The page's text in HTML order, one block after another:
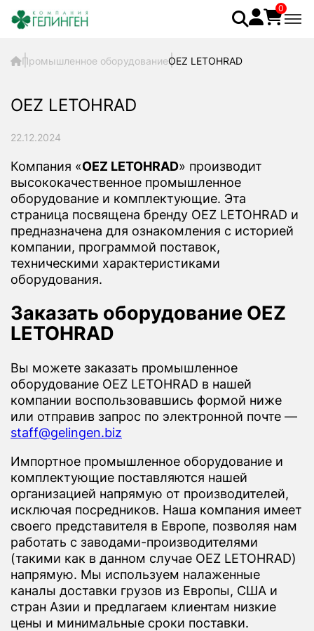
0
Промышленное оборудованиеOEZ LETOHRAD
OEZ LETOHRAD
22.12.2024
Компания «OEZ LETOHRAD» производит
высококачественное промышленное
оборудование и комплектующие. Эта
страница посвящена бренду OEZ LETOHRAD и
предназначена для ознакомления с историей
компании, программой поставок,
техническими характеристиками
оборудования.
Заказать оборудование OEZ
LETOHRAD
Вы можете заказать промышленное
оборудование OEZ LETOHRAD в нашей
компании воспользовавшись формой ниже
или отправив запрос по электронной почте —
staff@gelingen.biz
Импортное промышленное оборудование и
комплектующие поставляются нашей
организацией напрямую от производителей,
исключая посредников. Наша компания имеет
своего представителя в Европе, позволяя нам
работать с заводами-производителями
(такими как в данном случае OEZ LETOHRAD)
напрямую. Мы используем налаженные
каналы доставки грузов из Европы, США и
стран Азии и предлагаем клиентам низкие
цены и минимальные сроки поставки.